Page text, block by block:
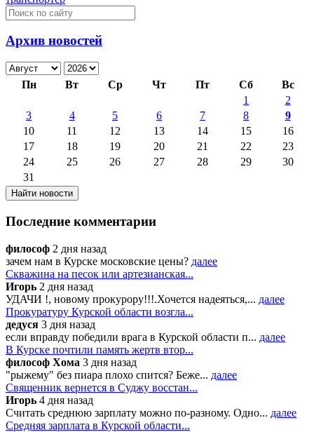
Архив новостей
Пн Вт Ср Чт Пт Сб
Вс
1
2
3
4 5 6 7 8
9
10
11 12 13 14 15
16
17
18 19 20 21 22
23
24
25 26 27 28 29
30
31
Последние комментарии
философ 2 дня назад
зачем нам в Курске московские цены? далее
Скважина на песок или артезианская...
Игорь 2 дня назад
УДАЧИ !, новому прокурору!!!.Хочется надеяться,... далее
Прокуратуру Курской области возгла...
дедуся 3 дня назад
если вправду победили врага в Курской области п... далее
В Курске почтили память жертв втор...
философ Хома 3 дня назад
"рыжему" без пиара плохо спится? Беже... далее
Священник вернется в Суджу восстан...
Игорь 4 дня назад
Считать среднюю зарплату можно по-разному. Одно... далее
Средняя зарплата в Курской области...